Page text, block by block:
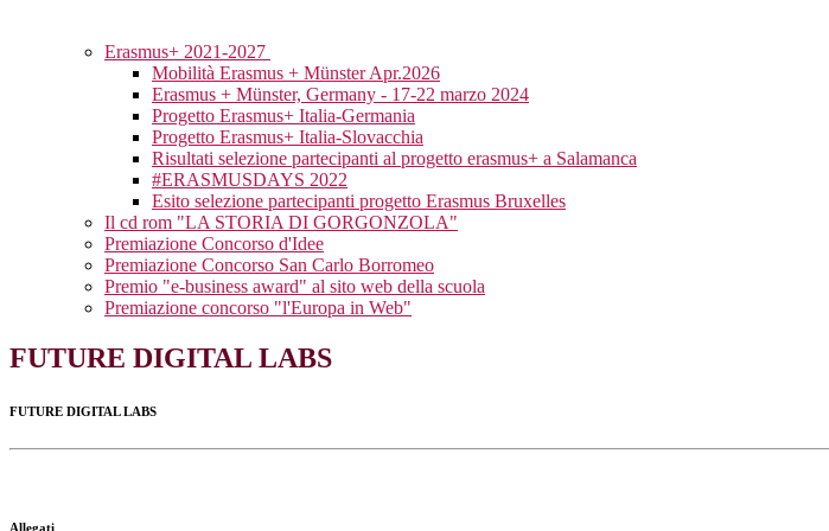
Erasmus+ 2021-2027
Mobilità Erasmus + Münster Apr.2026
Erasmus + Münster, Germany - 17-22 marzo 2024
Progetto Erasmus+ Italia-Germania
Progetto Erasmus+ Italia-Slovacchia
Risultati selezione partecipanti al progetto erasmus+ a Salamanca
#ERASMUSDAYS 2022
Esito selezione partecipanti progetto Erasmus Bruxelles
Il cd rom "LA STORIA DI GORGONZOLA"
Premiazione Concorso d'Idee
Premiazione Concorso San Carlo Borromeo
Premio "e-business award" al sito web della scuola
Premiazione concorso "l'Europa in Web"
FUTURE DIGITAL LABS
FUTURE DIGITAL LABS
Allegati